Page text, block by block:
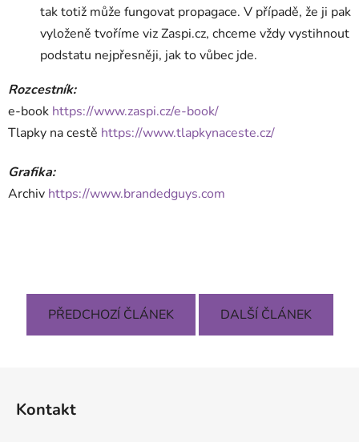
tak totiž může fungovat propagace. V případě, že ji pak
vyloženě tvoříme viz Zaspi.cz, chceme vždy vystihnout
podstatu nejpřesněji, jak to vůbec jde.
Rozcestník:
e-book https://www.zaspi.cz/e-book/
Tlapky na cestě https://www.tlapkynaceste.cz/
Grafika:
Archiv https://www.brandedguys.com
PŘEDCHOZÍ ČLÁNEK DALŠÍ ČLÁNEK
Kontakt